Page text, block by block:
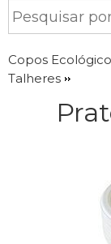
Copos
Talheres